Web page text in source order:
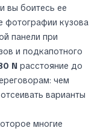
вы боитесь ее
фотографии кузова
панели при
и подкапотного
N расстояние до
чем
варианты
многие